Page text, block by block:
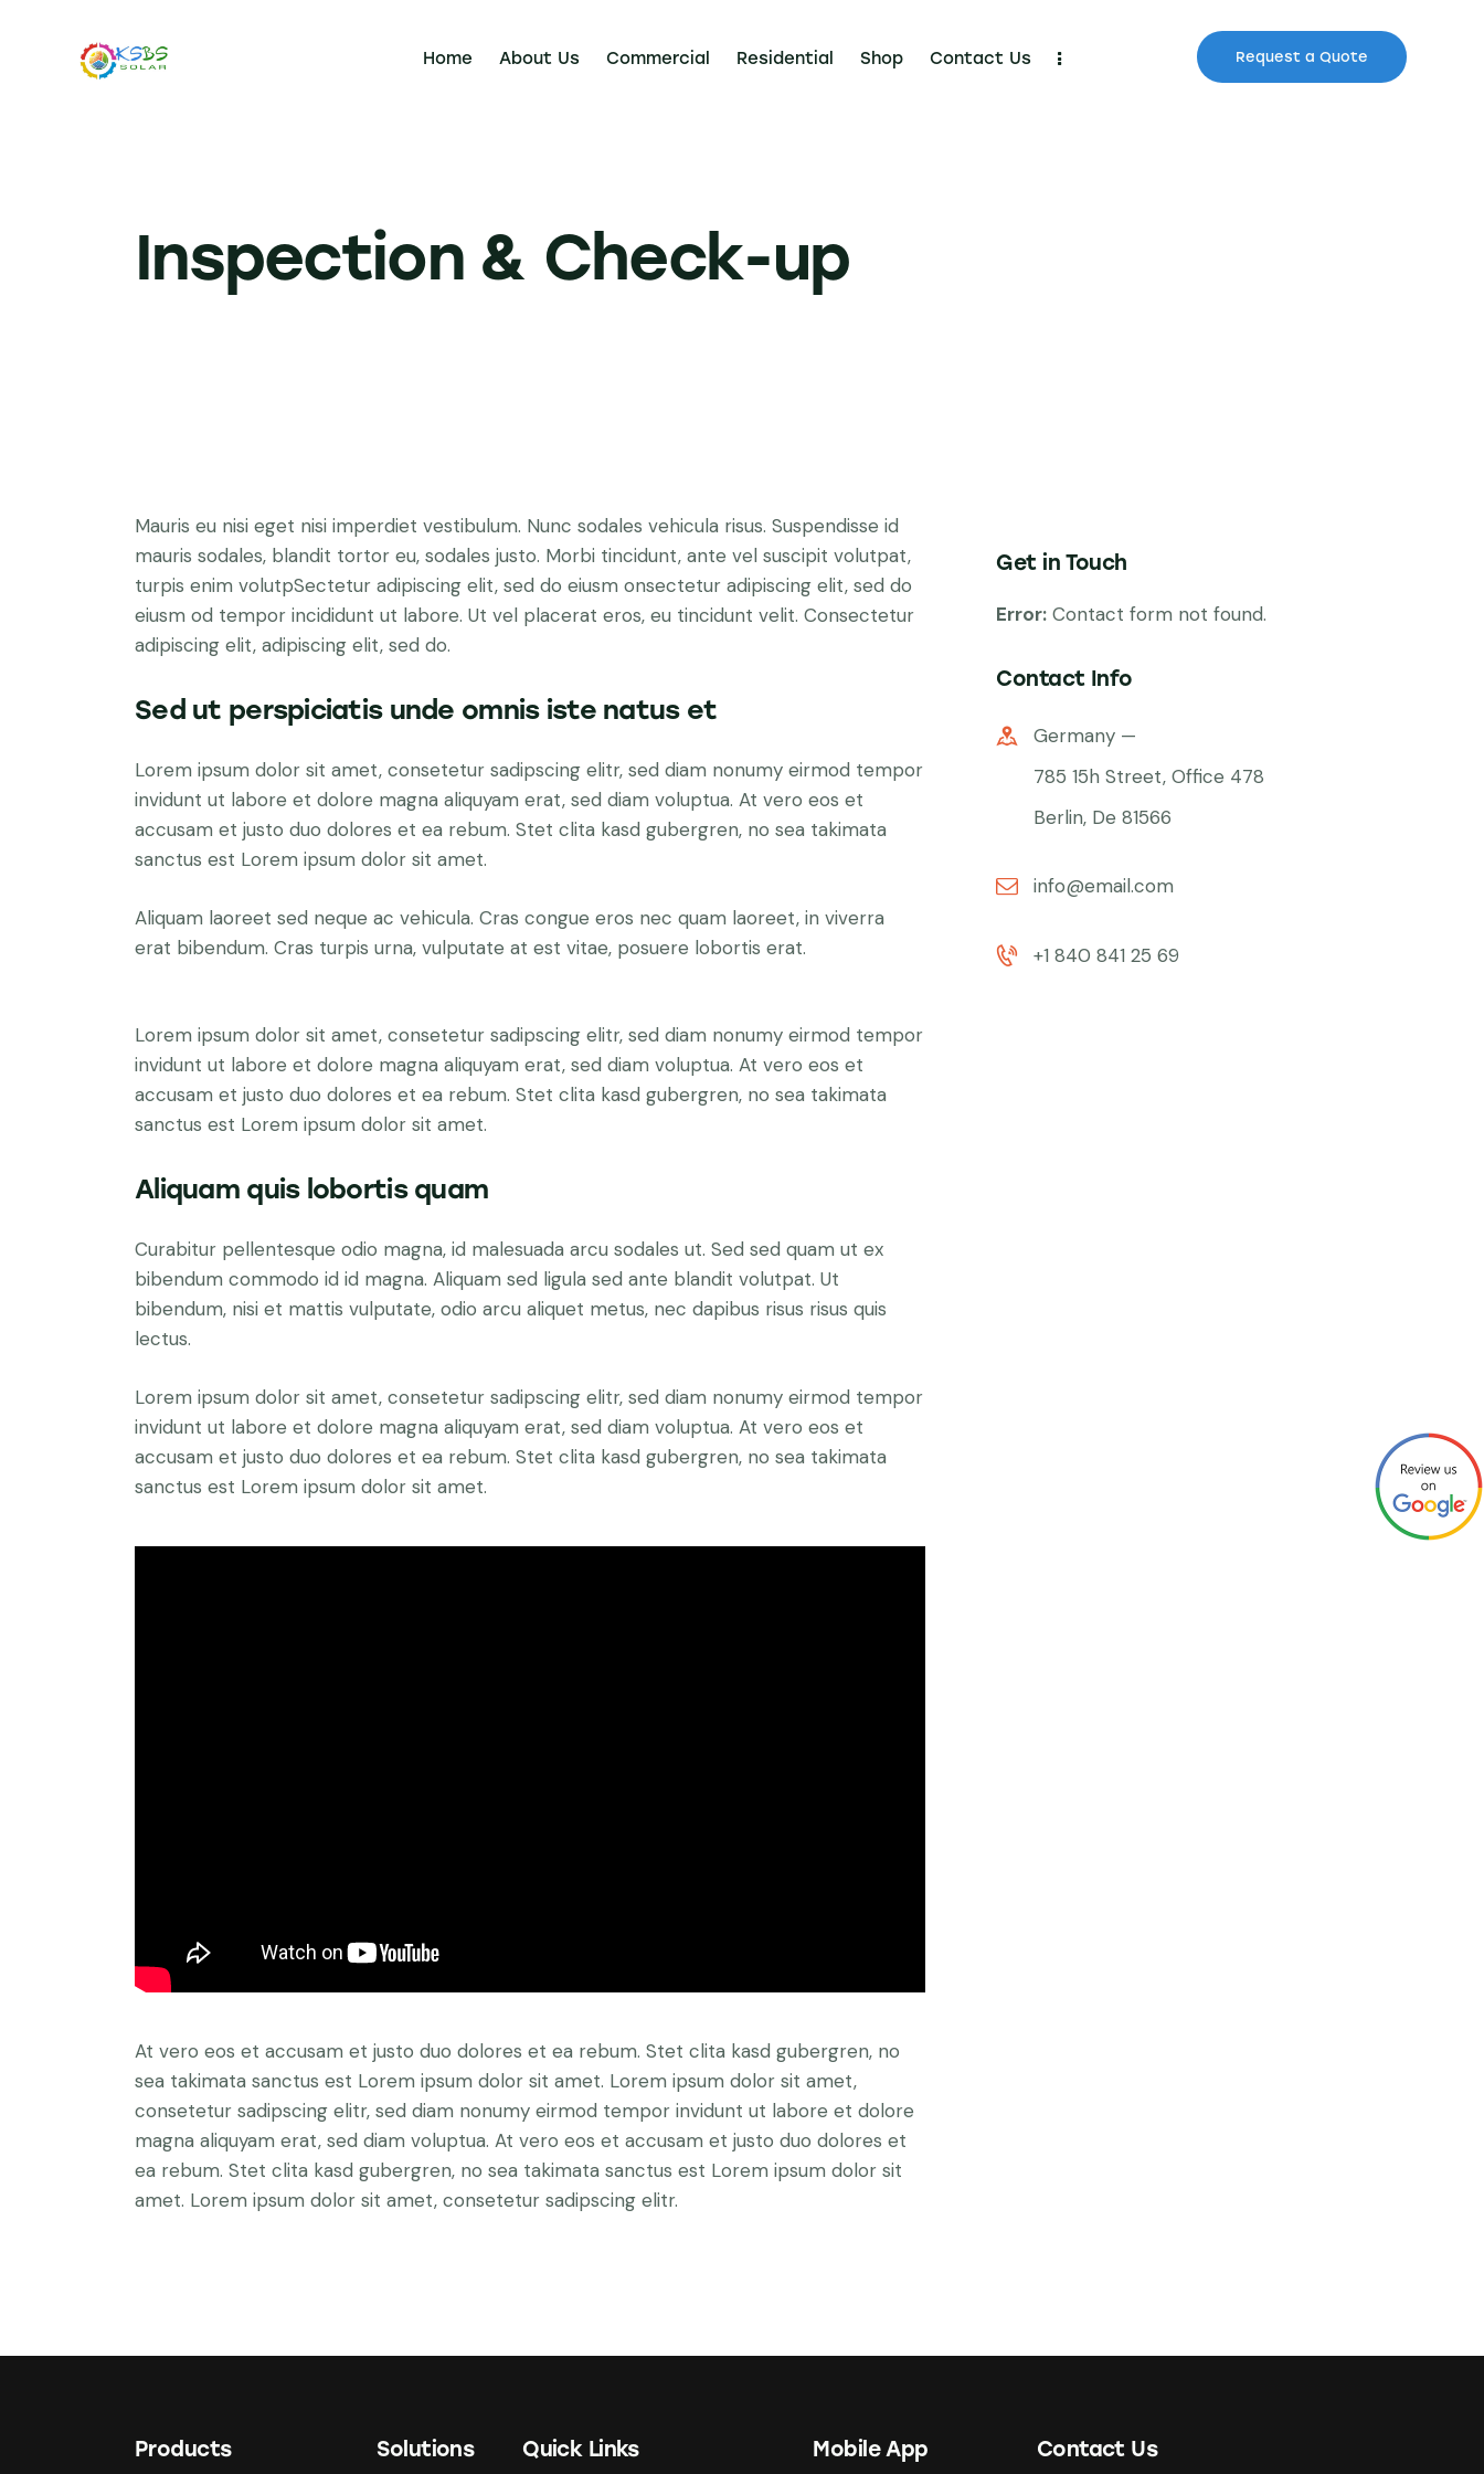
Home About Us Commercial Residential Shop Contact Us Request a Quote
Inspection & Check-up
Mauris eu nisi eget nisi imperdiet vestibulum. Nunc sodales vehicula risus. Suspendisse id
mauris sodales, blandit tortor eu, sodales justo. Morbi tincidunt, ante vel suscipit volutpat,
turpis enim volutpSectetur adipiscing elit, sed do eiusm onsectetur adipiscing elit, sed do
eiusm od tempor incididunt ut labore. Ut vel placerat eros, eu tincidunt velit. Consectetur
adipiscing elit, adipiscing elit, sed do.
Sed ut perspiciatis unde omnis iste natus et
Lorem ipsum dolor sit amet, consetetur sadipscing elitr, sed diam nonumy eirmod tempor
invidunt ut labore et dolore magna aliquyam erat, sed diam voluptua. At vero eos et
accusam et justo duo dolores et ea rebum. Stet clita kasd gubergren, no sea takimata
sanctus est Lorem ipsum dolor sit amet.
Aliquam laoreet sed neque ac vehicula. Cras congue eros nec quam laoreet, in viverra
erat bibendum. Cras turpis urna, vulputate at est vitae, posuere lobortis erat.
Lorem ipsum dolor sit amet, consetetur sadipscing elitr, sed diam nonumy eirmod tempor
invidunt ut labore et dolore magna aliquyam erat, sed diam voluptua. At vero eos et
accusam et justo duo dolores et ea rebum. Stet clita kasd gubergren, no sea takimata
sanctus est Lorem ipsum dolor sit amet.
Aliquam quis lobortis quam
Curabitur pellentesque odio magna, id malesuada arcu sodales ut. Sed sed quam ut ex
bibendum commodo id id magna. Aliquam sed ligula sed ante blandit volutpat. Ut
bibendum, nisi et mattis vulputate, odio arcu aliquet metus, nec dapibus risus risus quis
lectus.
Lorem ipsum dolor sit amet, consetetur sadipscing elitr, sed diam nonumy eirmod tempor
invidunt ut labore et dolore magna aliquyam erat, sed diam voluptua. At vero eos et
accusam et justo duo dolores et ea rebum. Stet clita kasd gubergren, no sea takimata
sanctus est Lorem ipsum dolor sit amet.
At vero eos et accusam et justo duo dolores et ea rebum. Stet clita kasd gubergren, no
sea takimata sanctus est Lorem ipsum dolor sit amet. Lorem ipsum dolor sit amet,
consetetur sadipscing elitr, sed diam nonumy eirmod tempor invidunt ut labore et dolore
magna aliquyam erat, sed diam voluptua. At vero eos et accusam et justo duo dolores et
ea rebum. Stet clita kasd gubergren, no sea takimata sanctus est Lorem ipsum dolor sit
amet. Lorem ipsum dolor sit amet, consetetur sadipscing elitr.
Get in Touch
Error: Contact form not found.
Contact Info
Germany —
785 15h Street, Office 478
Berlin, De 81566
info@email.com
+1 840 841 25 69
Products Solutions Quick Links Mobile App Contact Us